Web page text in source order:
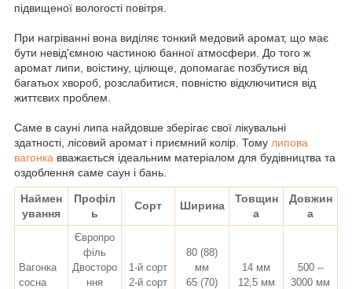
підвищеної вологості повітря.
При нагріванні вона виділяє тонкий медовий аромат, що має
бути невід'ємною частиною банної атмосфери. До того ж
аромат липи, воістину, цілюще, допомагає позбутися від
багатьох хвороб, розслабитися, повністю відключитися від
життєвих проблем.
Саме в сауні липа найдовше зберігає свої лікувальні
здатності, лісовий аромат і приємний колір. Тому липова
вагонка вважається ідеальним матеріалом для будівництва та
оздоблення саме саун і бань.
Наймен
ування
Профіл
ь
Сорт Ширина
Товщин
а
Довжин
а
Вагонка
сосна
Європро
філь
Двосторо
ння
1-й сорт
2-й сорт
80 (88)
мм
65 (70)
14 мм
12,5 мм
500 --
3000 мм